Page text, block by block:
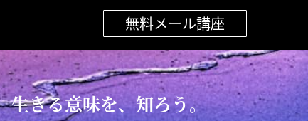
無料メール講座
生きる意味を、知ろう。